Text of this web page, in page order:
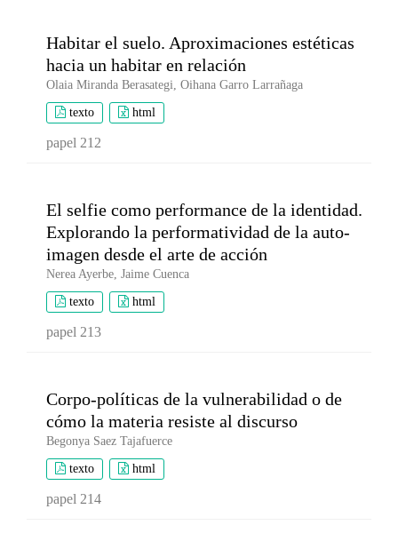
Habitar el suelo. Aproximaciones estéticas
hacia un habitar en relación
Olaia Miranda Berasategi, Oihana Garro Larrañaga
texto html
papel 212
El selfie como performance de la identidad.
Explorando la performatividad de la auto-
imagen desde el arte de acción
Nerea Ayerbe, Jaime Cuenca
texto html
papel 213
Corpo-políticas de la vulnerabilidad o de
cómo la materia resiste al discurso
Begonya Saez Tajafuerce
texto html
papel 214